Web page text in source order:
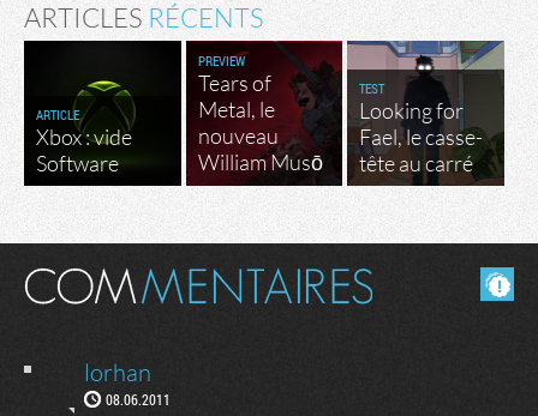
ARTICLES RÉCENTS
ARTICLE
Xbox : vide
Software
PREVIEW
Tears of
Metal, le
nouveau
William Musō
TEST
Looking for
Fael, le casse-
tête au carré
Masquer les commentaires lus.
lorhan
08.06.2011